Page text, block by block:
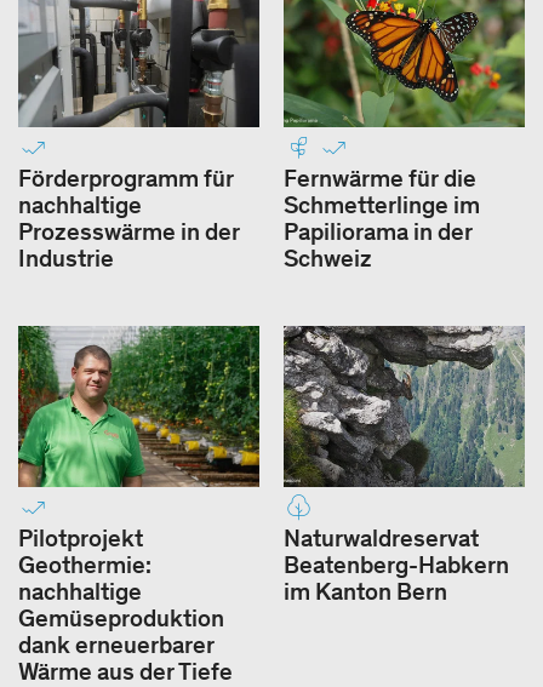
Förderprogramm für
nachhaltige
Prozesswärme in der
Industrie
Fernwärme für die
Schmetterlinge im
Papiliorama in der
Schweiz
Pilotprojekt
Geothermie:
nachhaltige
Gemüseproduktion
dank erneuerbarer
Wärme aus der Tiefe
Naturwaldreservat
Beatenberg-Habkern
im Kanton Bern